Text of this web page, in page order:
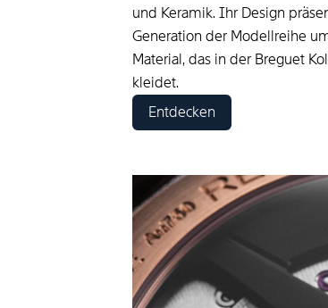
und Keramik. Ihr Design
Generation der Modellreihe
Material, das in der Breguet
kleidet.
Entdecken